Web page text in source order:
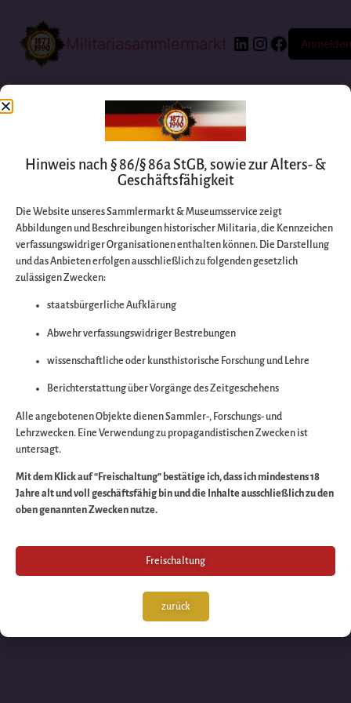
Militariasammlermarkt Anmelden
Entschuldigen Sie
bitte die
Wir arbeiten an
großartigen Sache
schauen Sie bald
wieder vorbei!
Hinweis nach § 86/§ 86a StGB, sowie zur Alters- &
Geschäftsfähigkeit
Die Website unseres Sammlermarkt & Museumsservice zeigt
Abbildungen und Beschreibungen historischer Militaria, die Kennzeichen
verfassungswidriger Organisationen enthalten können. Die Darstellung
und das Anbieten erfolgen ausschließlich zu folgenden gesetzlich
zulässigen Zwecken:
staatsbürgerliche Aufklärung
Abwehr verfassungswidriger Bestrebungen
wissenschaftliche oder kunsthistorische Forschung und Lehre
Berichterstattung über Vorgänge des Zeitgeschehens
Alle angebotenen Objekte dienen Sammler-, Forschungs- und
Lehrzwecken. Eine Verwendung zu propagandistischen Zwecken ist
untersagt.
Mit dem Klick auf “Freischaltung” bestätige ich, dass ich mindestens 18
Jahre alt und voll geschäftsfähig bin und die Inhalte ausschließlich zu den
oben genannten Zwecken nutze.
Freischaltung
zurück